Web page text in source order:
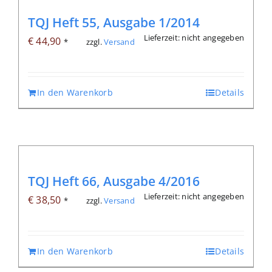
TQJ Heft 55, Ausgabe 1/2014
€44,90 * zzgl.Versand Lieferzeit: nicht angegeben
In den Warenkorb Details
TQJ Heft 66, Ausgabe 4/2016
€38,50 * zzgl.Versand Lieferzeit: nicht angegeben
In den Warenkorb Details